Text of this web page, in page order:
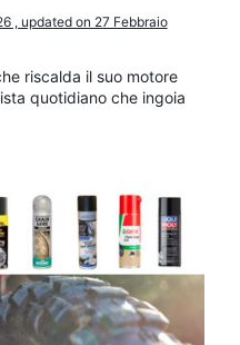
, updated on 27 Febbraio
riscalda il suo motore
quotidiano che ingoia